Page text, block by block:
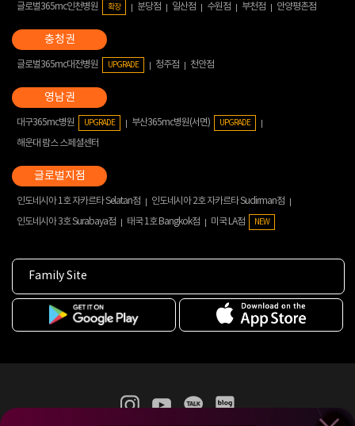
글로벌365mc인천병원 확장 분당점 일산점 수원점 부천점 안양평촌점
글로벌365mc대전병원 UPGRADE 청주점 천안점
대구365mc병원 UPGRADE 부산365mc병원(서면) UPGRADE
해운대 람스 스페셜센터
인도네시아 1호 자카르타 Selatan점
인도네시아 2호 자카르타 Sudirman점
인도네시아 3호 Surabaya점
태국 1호 Bangkok점 미국 LA점 NEW
Family Site